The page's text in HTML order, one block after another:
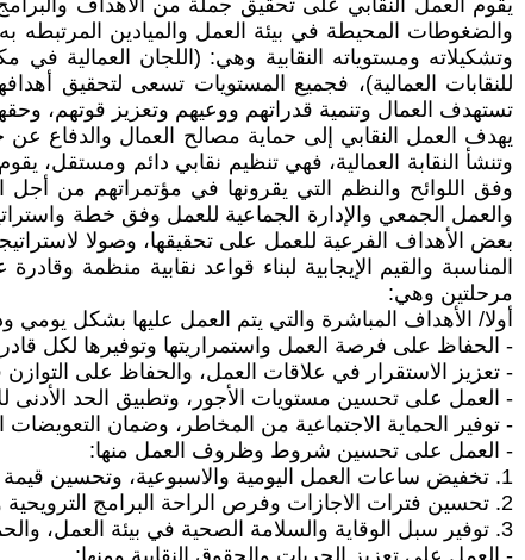
يقوم العمل النقابي على تحقيق جملة من الأهداف
والضغوطات المحيطة في بيئة العمل والميادين المرتبطه
وتشكيلاته ومستوياته النقابية وهي: (اللجان العمالية في
للنقابات العمالية)، فجميع المستويات تسعى لتحقيق
تستهدف العمال وتنمية قدراتهم ووعيهم وتعزيز قوتهم،
يهدف العمل النقابي إلى حماية مصالح العمال والدفاع
وتنشأ النقابة العمالية، فهي تنظيم نقابي دائم
وفق اللوائح والنظم التي يقرونها في مؤتمراتهم من
والعمل الجمعي والإدارة الجماعية للعمل وفق خطة
بعض الأهداف الفرعية للعمل على تحقيقها، وصولا
المناسبة والقيم الإيجابية لبناء قواعد نقابية منظمة
مرحلتين وهي:
أولا/ الأهداف المباشرة والتي يتم العمل عليها بشكل
- الحفاظ على فرصة العمل واستمراريتها وتوفيرها لكل قادر
- تعزيز الاستقرار في علاقات العمل، والحفاظ على
- العمل على تحسين مستويات الأجور، وتطبيق الحد الأدنى
- توفير الحماية الاجتماعية من المخاطر، وضمان
- العمل على تحسين شروط وظروف العمل منها:
1. تخفيض ساعات العمل اليومية والاسبوعية، وتحسين قيمة الساعات الإضافية.
2. تحسين فترات الاجازات وفرص الراحة البرامج الترويحية والترفيهية.
3. توفير سبل الوقاية والسلامة الصحية في بيئة العمل، والحماية من المخاطر والحوادث والامراض المهنية.